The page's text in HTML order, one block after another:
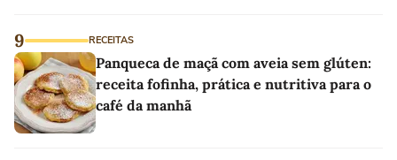
9 RECEITAS
Panqueca de maçã com aveia sem glúten:
receita fofinha, prática e nutritiva para o
café da manhã